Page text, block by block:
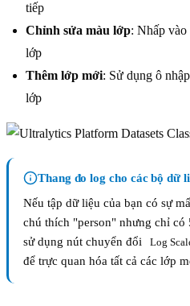
tiếp
Chỉnh sửa màu lớp: Nhấp vào
lớp
Thêm lớp mới: Sử dụng ô
lớp
Thang đo log cho các bộ dữ
Nếu tập dữ liệu của bạn có sự
chú thích "person" nhưng chỉ
sử dụng nút chuyển đổi
Log
để trực quan hóa tất cả các lớp